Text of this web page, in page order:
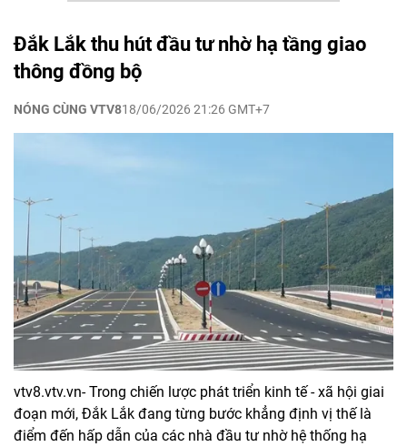
Đắk Lắk thu hút đầu tư nhờ hạ tầng giao
thông đồng bộ
NÓNG CÙNG VTV818/06/2026 21:26 GMT+7
vtv8.vtv.vn- Trong chiến lược phát triển kinh tế - xã hội giai
đoạn mới, Đắk Lắk đang từng bước khẳng định vị thế là
điểm đến hấp dẫn của các nhà đầu tư nhờ hệ thống hạ